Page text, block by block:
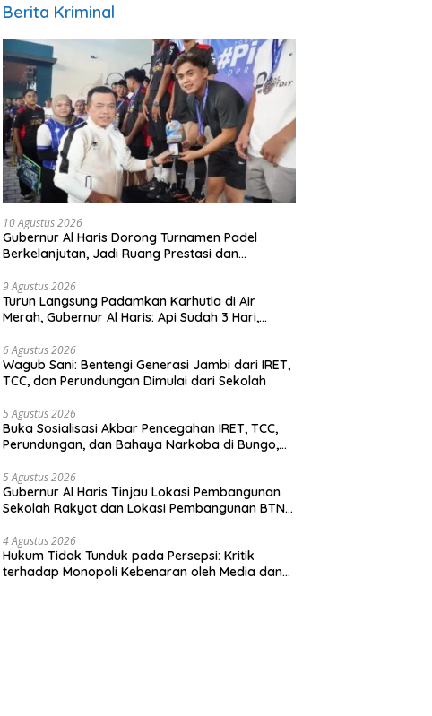
Berita Kriminal
10 Agustus 2026
Gubernur Al Haris Dorong Turnamen Padel
Berkelanjutan, Jadi Ruang Prestasi dan
9 Agustus 2026
Turun Langsung Padamkan Karhutla di Air
Merah, Gubernur Al Haris: Api Sudah 3 Hari,
6 Agustus 2026
Wagub Sani: Bentengi Generasi Jambi dari IRET,
TCC, dan Perundungan Dimulai dari Sekolah
5 Agustus 2026
Buka Sosialisasi Akbar Pencegahan IRET, TCC,
Perundungan, dan Bahaya Narkoba di Bungo,
jaga diri, 60% masa depan sudah ada di
tangan”
5 Agustus 2026
Gubernur Al Haris Tinjau Lokasi Pembangunan
Sekolah Rakyat dan Lokasi Pembangunan BTN
4 Agustus 2026
Hukum Tidak Tunduk pada Persepsi: Kritik
terhadap Monopoli Kebenaran oleh Media dan